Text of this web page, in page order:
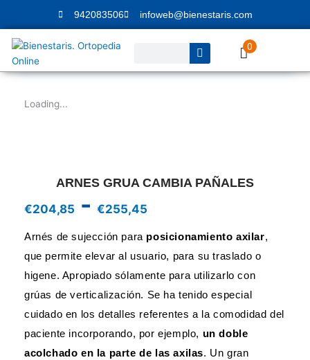
contenido
942083506 infoweb@bienestaris.com
0
Loading...
ARNES GRUA CAMBIA PAÑALES
€204,85 - €255,45
de
precios:
desde
€204,85
hasta
€255,45
Arnés de sujección para posicionamiento axilar,
que permite elevar al usuario, para su traslado o
higene. Apropiado sólamente para utilizarlo con
grúas de verticalización. Se ha tenido especial
cuidado en los detalles referentes a la comodidad del
paciente incorporando, por ejemplo, un doble
acolchado en la parte de las axilas. Un gran